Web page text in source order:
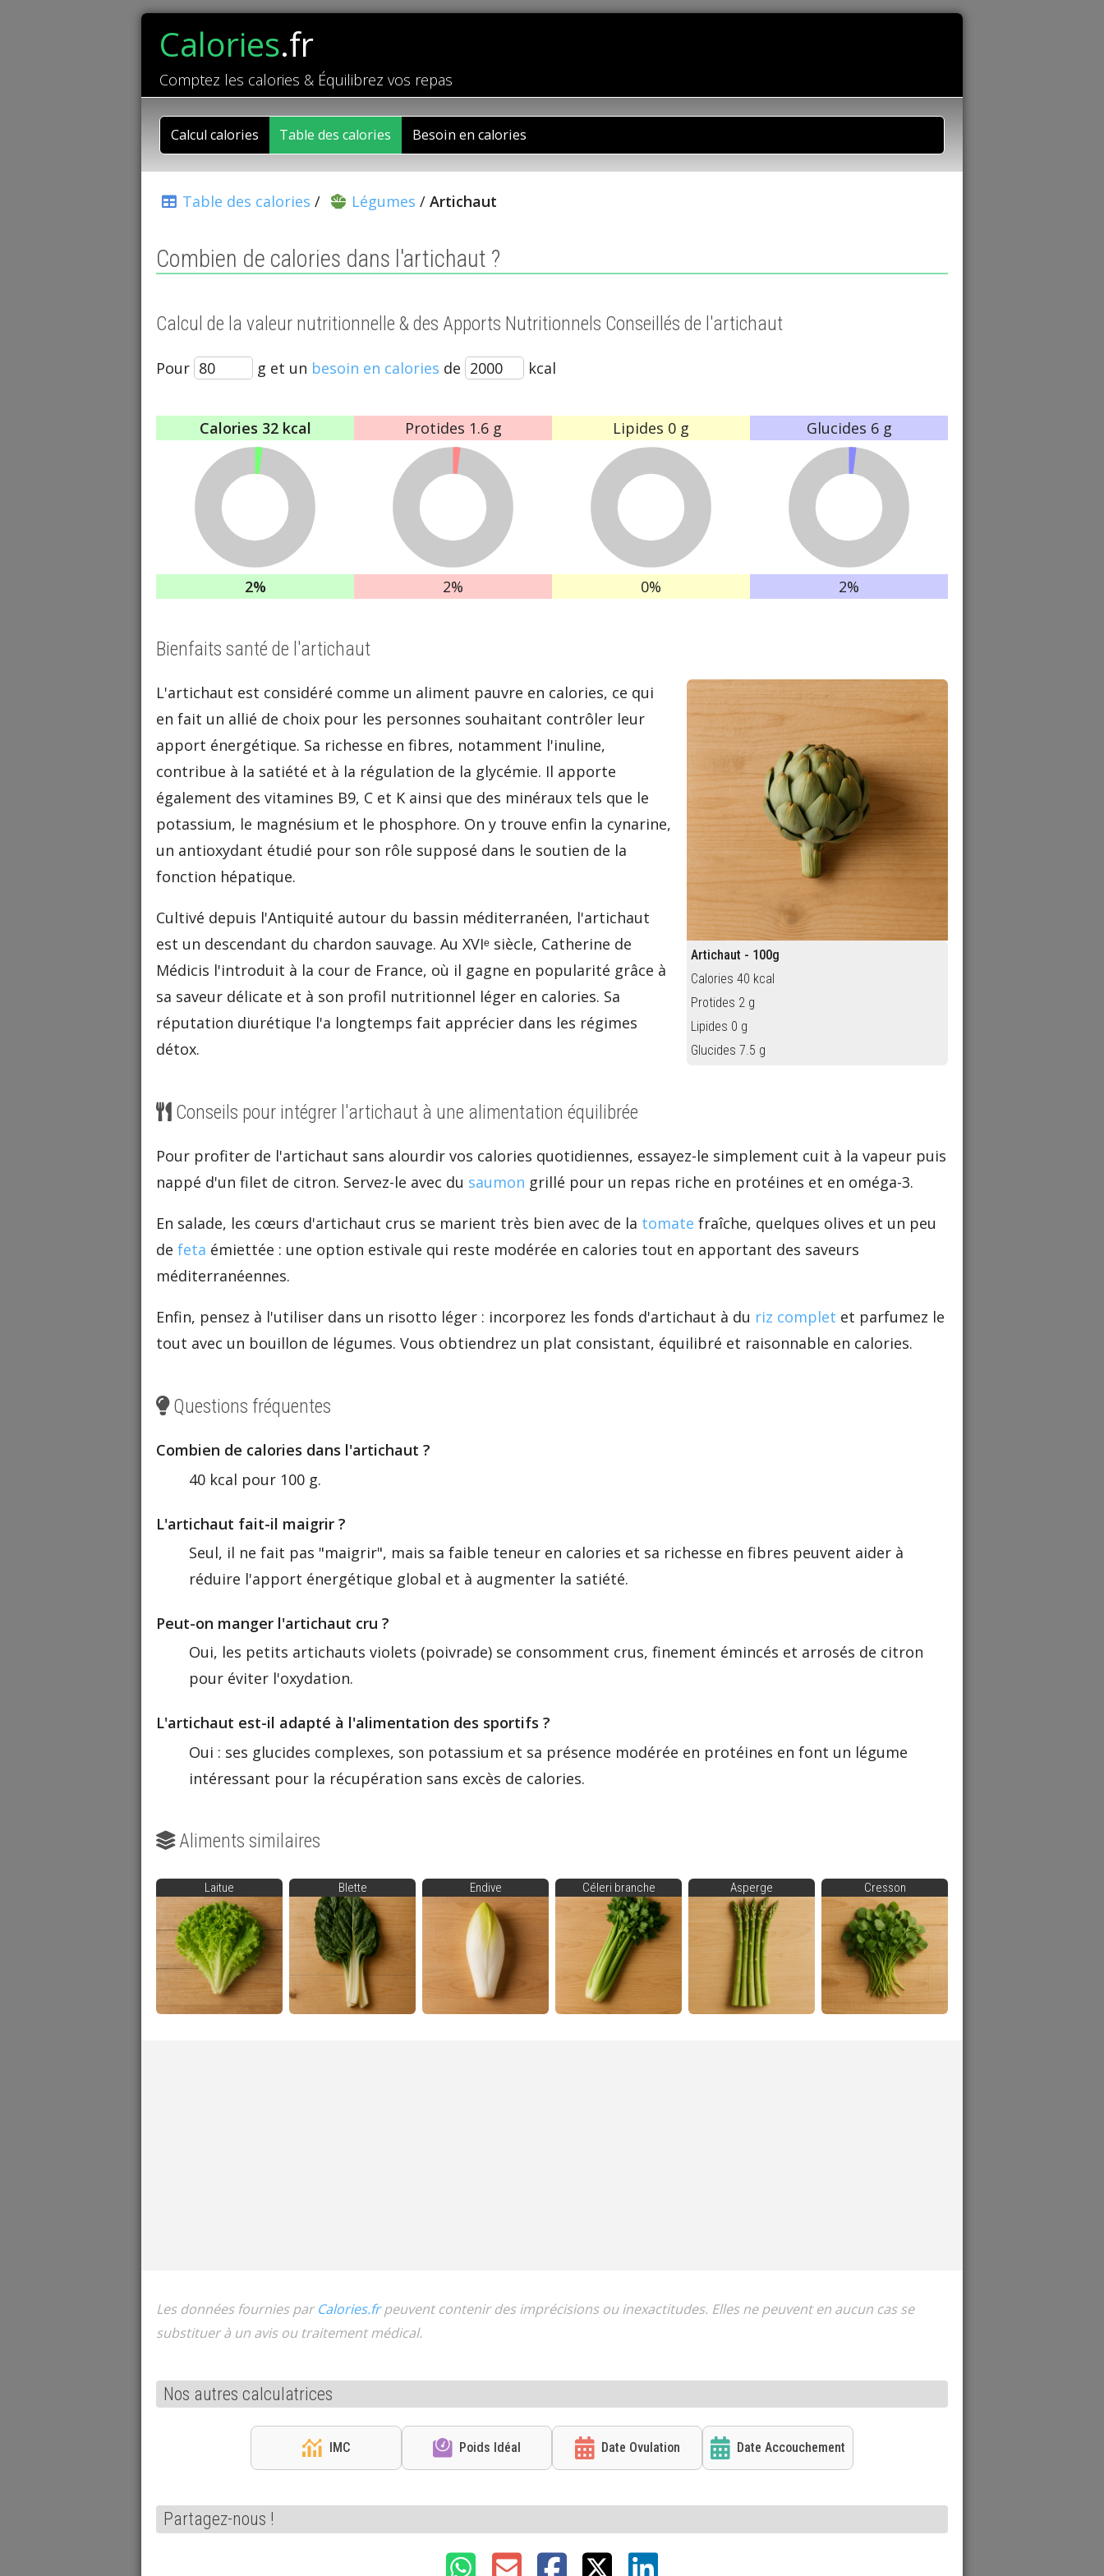
Calories.fr
Comptez les calories & Équilibrez vos repas
Calcul calories Table des calories Besoin en calories
Table des calories / Légumes / Artichaut
Combien de calories dans l'artichaut ?
Calcul de la valeur nutritionnelle & des Apports Nutritionnels Conseillés de l'artichaut
Pour g et un besoin en calories de kcal
Calories 32 kcal Protides 1.6 g Lipides 0 g Glucides 6 g
2% 2% 0% 2%
Bienfaits santé de l'artichaut
Artichaut - 100g
Calories 40 kcal
Protides 2 g
Lipides 0 g
Glucides 7.5 g
L'artichaut est considéré comme un aliment pauvre en calories, ce qui
en fait un allié de choix pour les personnes souhaitant contrôler leur
apport énergétique. Sa richesse en fibres, notamment l'inuline,
contribue à la satiété et à la régulation de la glycémie. Il apporte
également des vitamines B9, C et K ainsi que des minéraux tels que le
potassium, le magnésium et le phosphore. On y trouve enfin la cynarine,
un antioxydant étudié pour son rôle supposé dans le soutien de la
fonction hépatique.
Cultivé depuis l'Antiquité autour du bassin méditerranéen, l'artichaut
est un descendant du chardon sauvage. Au XVIᵉ siècle, Catherine de
Médicis l'introduit à la cour de France, où il gagne en popularité grâce à
sa saveur délicate et à son profil nutritionnel léger en calories. Sa
réputation diurétique l'a longtemps fait apprécier dans les régimes
détox.
Conseils pour intégrer l'artichaut à une alimentation équilibrée
Pour profiter de l'artichaut sans alourdir vos calories quotidiennes, essayez-le simplement cuit à la vapeur puis
nappé d'un filet de citron. Servez-le avec du saumon grillé pour un repas riche en protéines et en oméga-3.
En salade, les cœurs d'artichaut crus se marient très bien avec de la tomate fraîche, quelques olives et un peu
de feta émiettée : une option estivale qui reste modérée en calories tout en apportant des saveurs
méditerranéennes.
Enfin, pensez à l'utiliser dans un risotto léger : incorporez les fonds d'artichaut à du riz complet et parfumez le
tout avec un bouillon de légumes. Vous obtiendrez un plat consistant, équilibré et raisonnable en calories.
Questions fréquentes
Combien de calories dans l'artichaut ?
40 kcal pour 100 g.
L'artichaut fait-il maigrir ?
Seul, il ne fait pas "maigrir", mais sa faible teneur en calories et sa richesse en fibres peuvent aider à
réduire l'apport énergétique global et à augmenter la satiété.
Peut-on manger l'artichaut cru ?
Oui, les petits artichauts violets (poivrade) se consomment crus, finement émincés et arrosés de citron
pour éviter l'oxydation.
L'artichaut est-il adapté à l'alimentation des sportifs ?
Oui : ses glucides complexes, son potassium et sa présence modérée en protéines en font un légume
intéressant pour la récupération sans excès de calories.
Aliments similaires
Laitue Blette Endive Céleri branche Asperge Cresson
Les données fournies parCalories.frpeuvent contenir des imprécisions ou inexactitudes. Elles ne peuvent en aucun cas se
substituer à un avis ou traitement médical.
Nos autres calculatrices
IMC Poids Idéal Date Ovulation Date Accouchement
Partagez-nous !